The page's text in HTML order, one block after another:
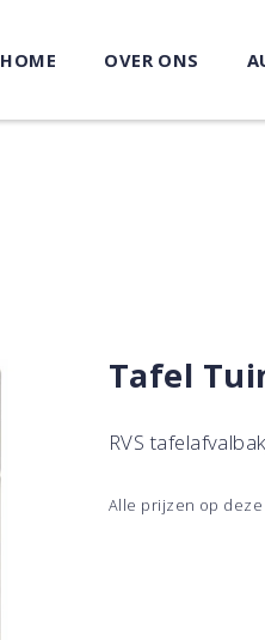
HOME OVER ONS
Tafel
RVS
Alle prijzen op